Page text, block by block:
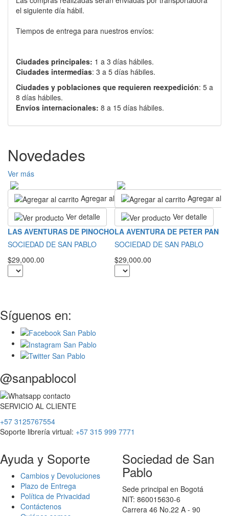
el siguiente día hábil.
Tiempos de entrega para nuestros envíos:
Ciudades principales: 1 a 3 días hábiles.
Ciudades intermedias: 3 a 5 días hábiles.
Ciudades y poblaciones que requieren reexpedición: 5 a
8 días hábiles.
Envíos internacionales: 8 a 15 días hábiles.
Novedades
Ver más
Agregar al carrito
Ver detalle
LAS AVENTURAS DE PINOCHO
SOCIEDAD DE SAN PABLO
$29,000.00
Agregar al
Ver detalle
LA AVENTURA DE PETER PAN
SOCIEDAD DE SAN PABLO
$29,000.00
Síguenos en:
@sanpablocol
SERVICIO AL CLIENTE
+57 3125767554
Soporte librería virtual: +57 315 999 7771
Ayuda y Soporte
Cambios y Devoluciones
Plazo de Entrega
Política de Privacidad
Contáctenos
Sociedad de San
Pablo
Sede principal en Bogotá
NIT: 860015630-6
Carrera 46 No.22 A - 90